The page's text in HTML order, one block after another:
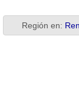
Región en: